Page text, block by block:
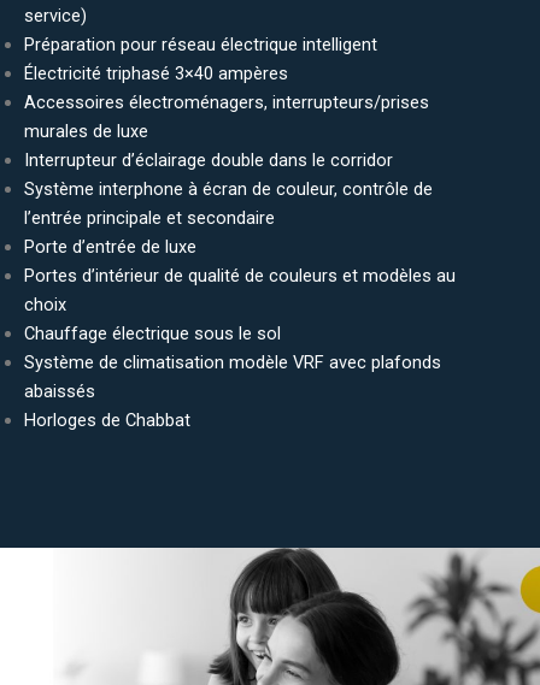
service)
Préparation pour réseau électrique intelligent
Électricité triphasé 3×40 ampères
Accessoires électroménagers, interrupteurs/prises
murales de luxe
Interrupteur d’éclairage double dans le corridor
Système interphone à écran de couleur, contrôle de
l’entrée principale et secondaire
Porte d’entrée de luxe
Portes d’intérieur de qualité de couleurs et modèles au
choix
Chauffage électrique sous le sol
Système de climatisation modèle VRF avec plafonds
abaissés
Horloges de Chabbat